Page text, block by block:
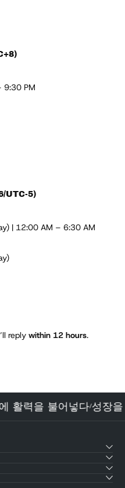
9:30 PM
UTC-5)
| 12:00 AM – 6:30 AM
reply within 12 hours.
에 활력을 불어넣다/성장